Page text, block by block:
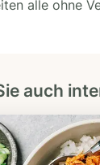
alle ohne
auch